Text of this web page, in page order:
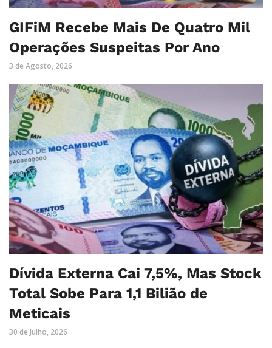
GIFiM Recebe Mais De Quatro Mil
Operações Suspeitas Por Ano
3 de Agosto, 2026
Dívida Externa Cai 7,5%, Mas Stock
Total Sobe Para 1,1 Bilião de
Meticais
30 de Julho, 2026